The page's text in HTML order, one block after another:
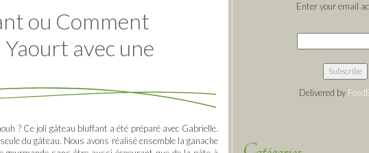
ou Comment
avec une
? Ce joli gâteau bluffant a été préparé avec Gabrielle.
du gâteau. Nous avons réalisé ensemble la ganache
Enter your email
Delivered by